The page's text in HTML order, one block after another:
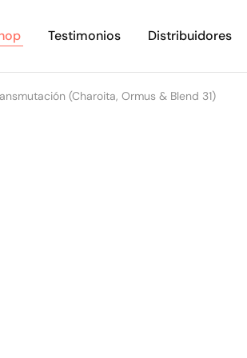
Testimonios Distribuidores
(Charoita, Ormus & Blend 31)